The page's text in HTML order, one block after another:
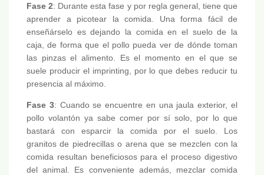
Fase 2: Durante esta fase y por regla general, tiene que
aprender a picotear la comida. Una forma fácil de
enseñárselo es dejando la comida en el suelo de la
caja, de forma que el pollo pueda ver de dónde toman
las pinzas el alimento. Es el momento en el que se
suele producir el imprinting, por lo que debes reducir tu
presencia al máximo.
Fase 3: Cuando se encuentre en una jaula exterior, el
pollo volantón ya sabe comer por sí solo, por lo que
bastará con esparcir la comida por el suelo. Los
granitos de piedrecillas o arena que se mezclen con la
comida resultan beneficiosos para el proceso digestivo
del animal. Es conveniente además, mezclar comida